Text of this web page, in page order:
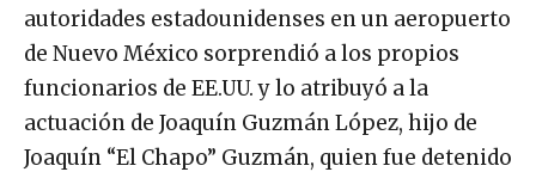
autoridades estadounidenses en un aeropuerto
de Nuevo México sorprendió a los propios
funcionarios de EE.UU. y lo atribuyó a la
actuación de Joaquín Guzmán López, hijo de
Joaquín “El Chapo” Guzmán, quien fue detenido